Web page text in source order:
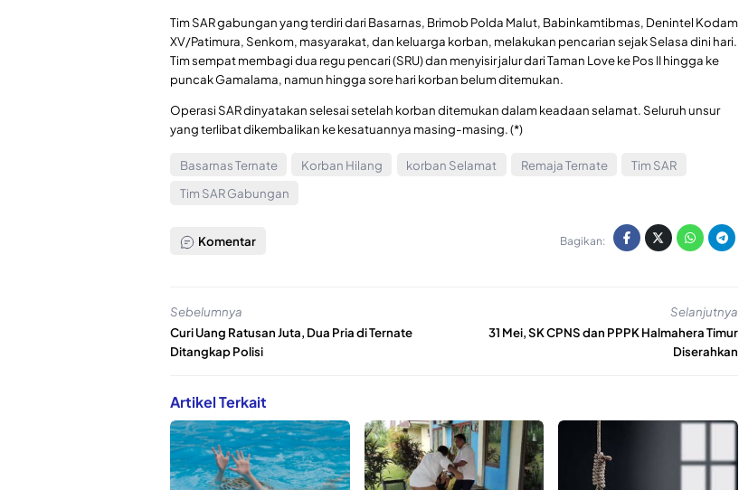
Tim SAR gabungan yang terdiri dari Basarnas, Brimob Polda Malut, Babinkamtibmas, Denintel Kodam
XV/Patimura, Senkom, masyarakat, dan keluarga korban, melakukan pencarian sejak Selasa dini hari.
Tim sempat membagi dua regu pencari (SRU) dan menyisir jalur dari Taman Love ke Pos II hingga ke
puncak Gamalama, namun hingga sore hari korban belum ditemukan.
Operasi SAR dinyatakan selesai setelah korban ditemukan dalam keadaan selamat. Seluruh unsur
yang terlibat dikembalikan ke kesatuannya masing-masing. (*)
Basarnas Ternate Korban Hilang korban Selamat Remaja Ternate
Tim SAR
Tim SAR Gabungan
Komentar Bagikan:
Sebelumnya
Curi Uang Ratusan Juta, Dua Pria di Ternate
Ditangkap Polisi
Selanjutnya
31 Mei, SK CPNS dan PPPK Halmahera Timur
Diserahkan
Artikel Terkait